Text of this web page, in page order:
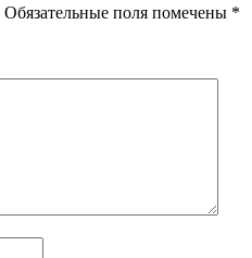
Обязательные поля помечены *